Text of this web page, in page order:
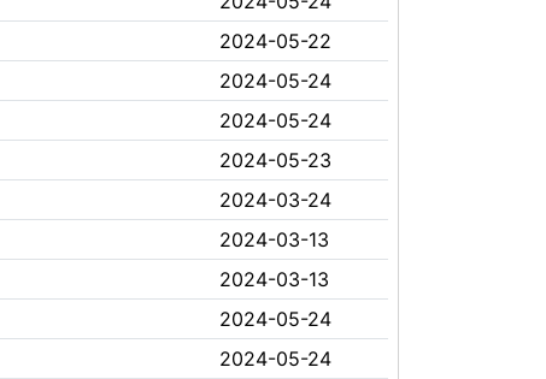
2024-05-22
2024-05-24
2024-05-24
2024-05-23
2024-03-24
2024-03-13
2024-03-13
2024-05-24
2024-05-24